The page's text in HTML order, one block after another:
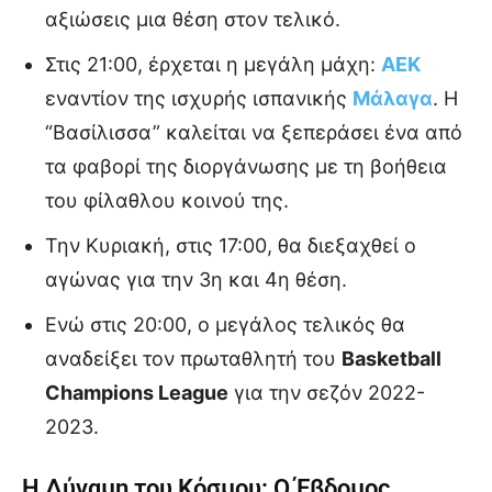
αξιώσεις μια θέση στον τελικό.
Στις 21:00, έρχεται η μεγάλη μάχη: ΑΕΚ
εναντίον της ισχυρής ισπανικής Μάλαγα. Η
“Βασίλισσα” καλείται να ξεπεράσει ένα από
τα φαβορί της διοργάνωσης με τη βοήθεια
του φίλαθλου κοινού της.
Την Κυριακή, στις 17:00, θα διεξαχθεί ο
αγώνας για την 3η και 4η θέση.
Ενώ στις 20:00, ο μεγάλος τελικός θα
αναδείξει τον πρωταθλητή του Basketball
Champions League για την σεζόν 2022-
2023.